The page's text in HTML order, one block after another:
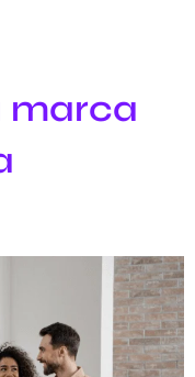
marca